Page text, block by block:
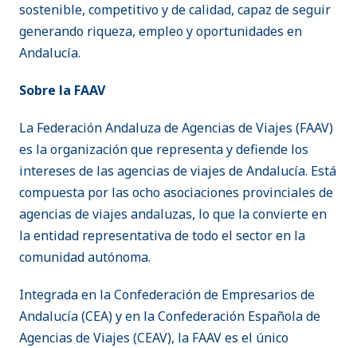
sostenible, competitivo y de calidad, capaz de seguir
generando riqueza, empleo y oportunidades en
Andalucía.
Sobre la FAAV
La Federación Andaluza de Agencias de Viajes (FAAV)
es la organización que representa y defiende los
intereses de las agencias de viajes de Andalucía. Está
compuesta por las ocho asociaciones provinciales de
agencias de viajes andaluzas, lo que la convierte en
la entidad representativa de todo el sector en la
comunidad autónoma.
Integrada en la Confederación de Empresarios de
Andalucía (CEA) y en la Confederación Española de
Agencias de Viajes (CEAV), la FAAV es el único